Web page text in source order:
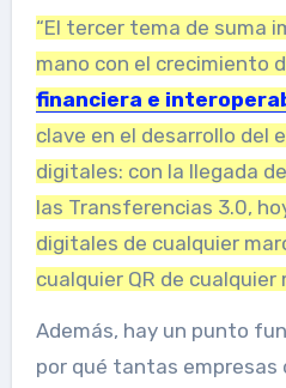
“El tercer tema de suma
mano con el crecimiento
financiera e
clave en el desarrollo del
digitales: con la llegada
las Transferencias 3.0,
digitales de cualquier
cualquier QR de cualquier
Además, hay un punto
por qué tantas empresas